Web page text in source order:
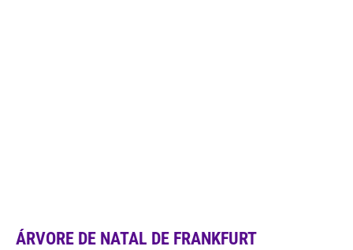
ÁRVORE DE NATAL DE FRANKFURT